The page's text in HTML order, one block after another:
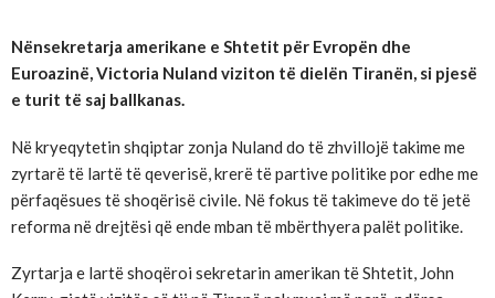
Nënsekretarja amerikane e Shtetit për Evropën dhe
Euroazinë, Victoria Nuland viziton të dielën Tiranën, si pjesë
e turit të saj ballkanas.
Në kryeqytetin shqiptar zonja Nuland do të zhvillojë takime me
zyrtarë të lartë të qeverisë, krerë të partive politike por edhe me
përfaqësues të shoqërisë civile. Në fokus të takimeve do të jetë
reforma në drejtësi që ende mban të mbërthyera palët politike.
Zyrtarja e lartë shoqëroi sekretarin amerikan të Shtetit, John